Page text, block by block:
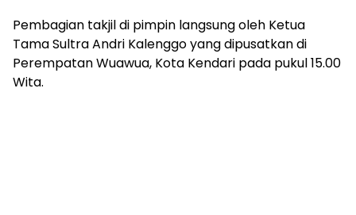
Pembagian takjil di pimpin langsung oleh Ketua
Tama Sultra Andri Kalenggo yang dipusatkan di
Perempatan Wuawua, Kota Kendari pada pukul 15.00
Wita.